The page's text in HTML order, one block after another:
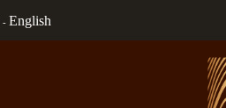
- English